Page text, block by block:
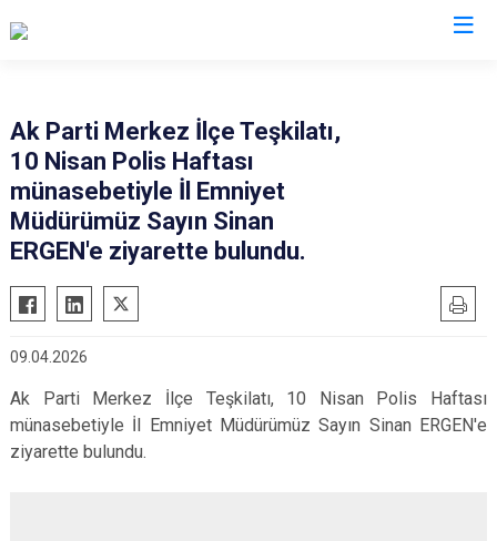
Ak Parti Merkez İlçe Teşkilatı,
10 Nisan Polis Haftası
münasebetiyle İl Emniyet
Müdürümüz Sayın Sinan
ERGEN'e ziyarette bulundu.
09.04.2026
Ak Parti Merkez İlçe Teşkilatı, 10 Nisan Polis Haftası
münasebetiyle İl Emniyet Müdürümüz Sayın Sinan ERGEN'e
ziyarette bulundu.